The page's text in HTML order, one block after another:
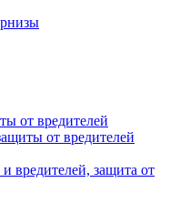
от вредителей
от вредителей
вредителей, защита от